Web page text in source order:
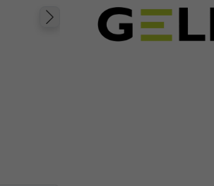
Następny